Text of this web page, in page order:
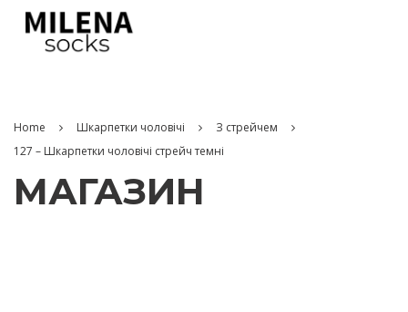
Home Шкарпетки чоловічі
З стрейчем
127 – Шкарпетки чоловічі стрейч темні
МАГАЗИН